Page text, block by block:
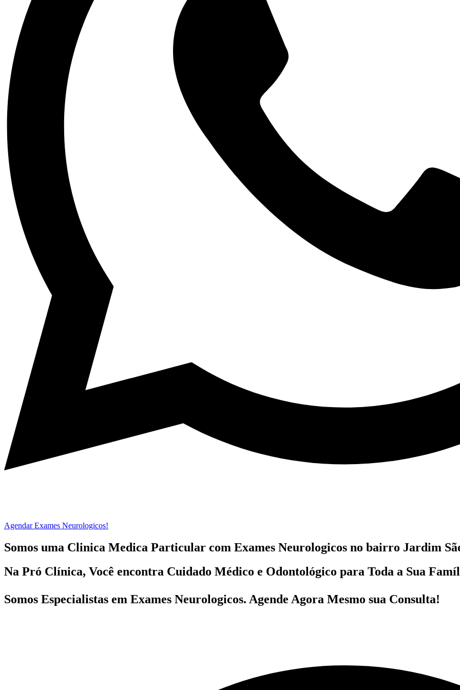
Agendar Exames Neurologicos!
Somos uma Clinica Medica Particular com Exames Neurologicos no bairro Jardim
Na Pró Clínica, Você encontra Cuidado Médico e Odontológico para Toda a Sua
Somos Especialistas em Exames Neurologicos. Agende Agora Mesmo sua Consulta!